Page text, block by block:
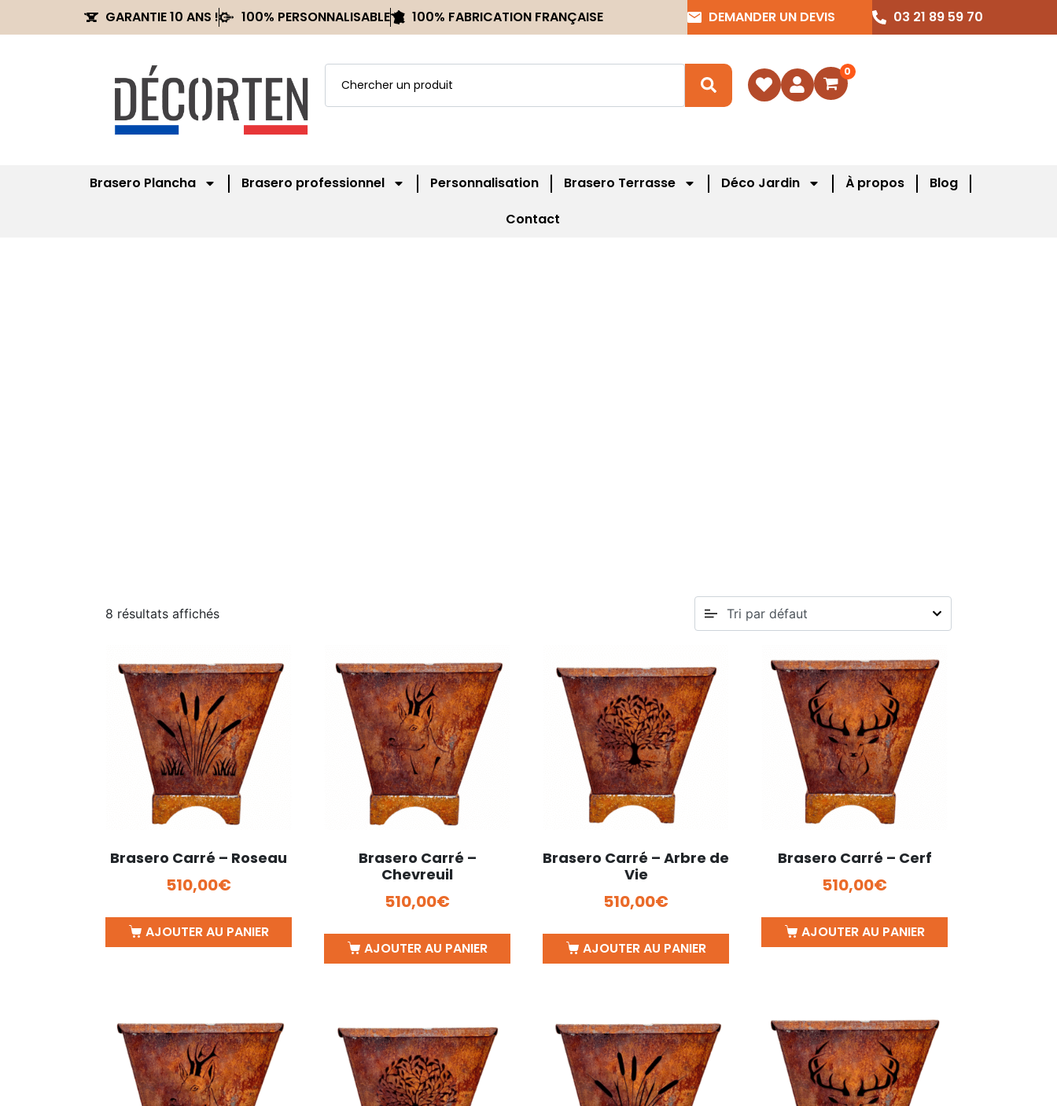
GARANTIE 10 ANS ! 100% PERSONNALISABLE 100% FABRICATION FRANÇAISE DEMANDER UN DEVIS 03 21 89 59 70
0
Brasero Plancha Brasero professionnel Personnalisation Brasero Terrasse Déco Jardin À propos
Blog
Contact
8 résultats affichés
Brasero Carré – Roseau
510,00€
AJOUTER AU PANIER
Brasero Carré –
Chevreuil
510,00€
AJOUTER AU PANIER
Brasero Carré – Arbre de
Vie
510,00€
AJOUTER AU PANIER
Brasero Carré – Cerf
510,00€
AJOUTER AU PANIER